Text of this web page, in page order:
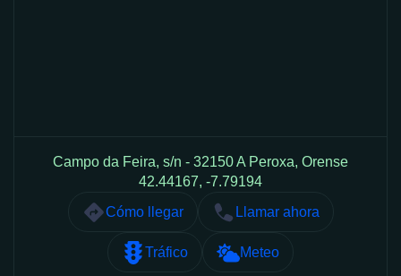
Campo da Feira, s/n - 32150 A Peroxa, Orense
42.44167, -7.79194
Cómo llegar
Llamar ahora
Tráfico Meteo